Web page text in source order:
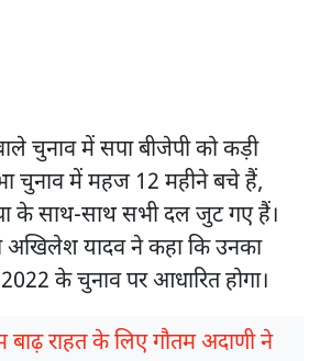
चुनाव में सपा बीजेपी को कड़ी
चुनाव में महज 12 महीने बचे हैं,
के साथ-साथ सभी दल जुट गए हैं।
अखिलेश यादव ने कहा कि उनका
के चुनाव पर आधारित होगा।
राहत के लिए गौतम अदाणी ने